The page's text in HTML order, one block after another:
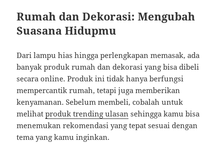
Rumah dan Dekorasi: Mengubah
Suasana Hidupmu
Dari lampu hias hingga perlengkapan memasak, ada
banyak produk rumah dan dekorasi yang bisa dibeli
secara online. Produk ini tidak hanya berfungsi
mempercantik rumah, tetapi juga memberikan
kenyamanan. Sebelum membeli, cobalah untuk
melihatproduk trending ulasan sehingga kamu bisa
menemukan rekomendasi yang tepat sesuai dengan
tema yang kamu inginkan.